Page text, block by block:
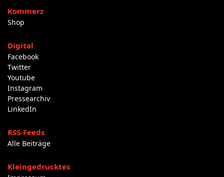
Kommerz
Shop
Digital
Facebook
Twitter
Youtube
Instagram
Pressearchiv
LinkedIn
RSS-Feeds
Alle Beiträge
Kleingedrucktes